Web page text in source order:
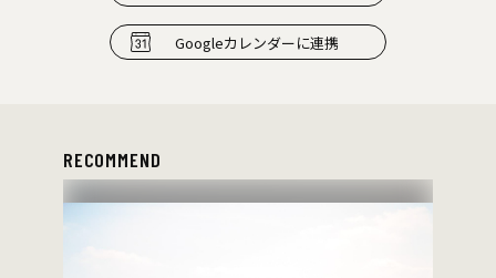
Googleカレンダーに連携
RECOMMEND